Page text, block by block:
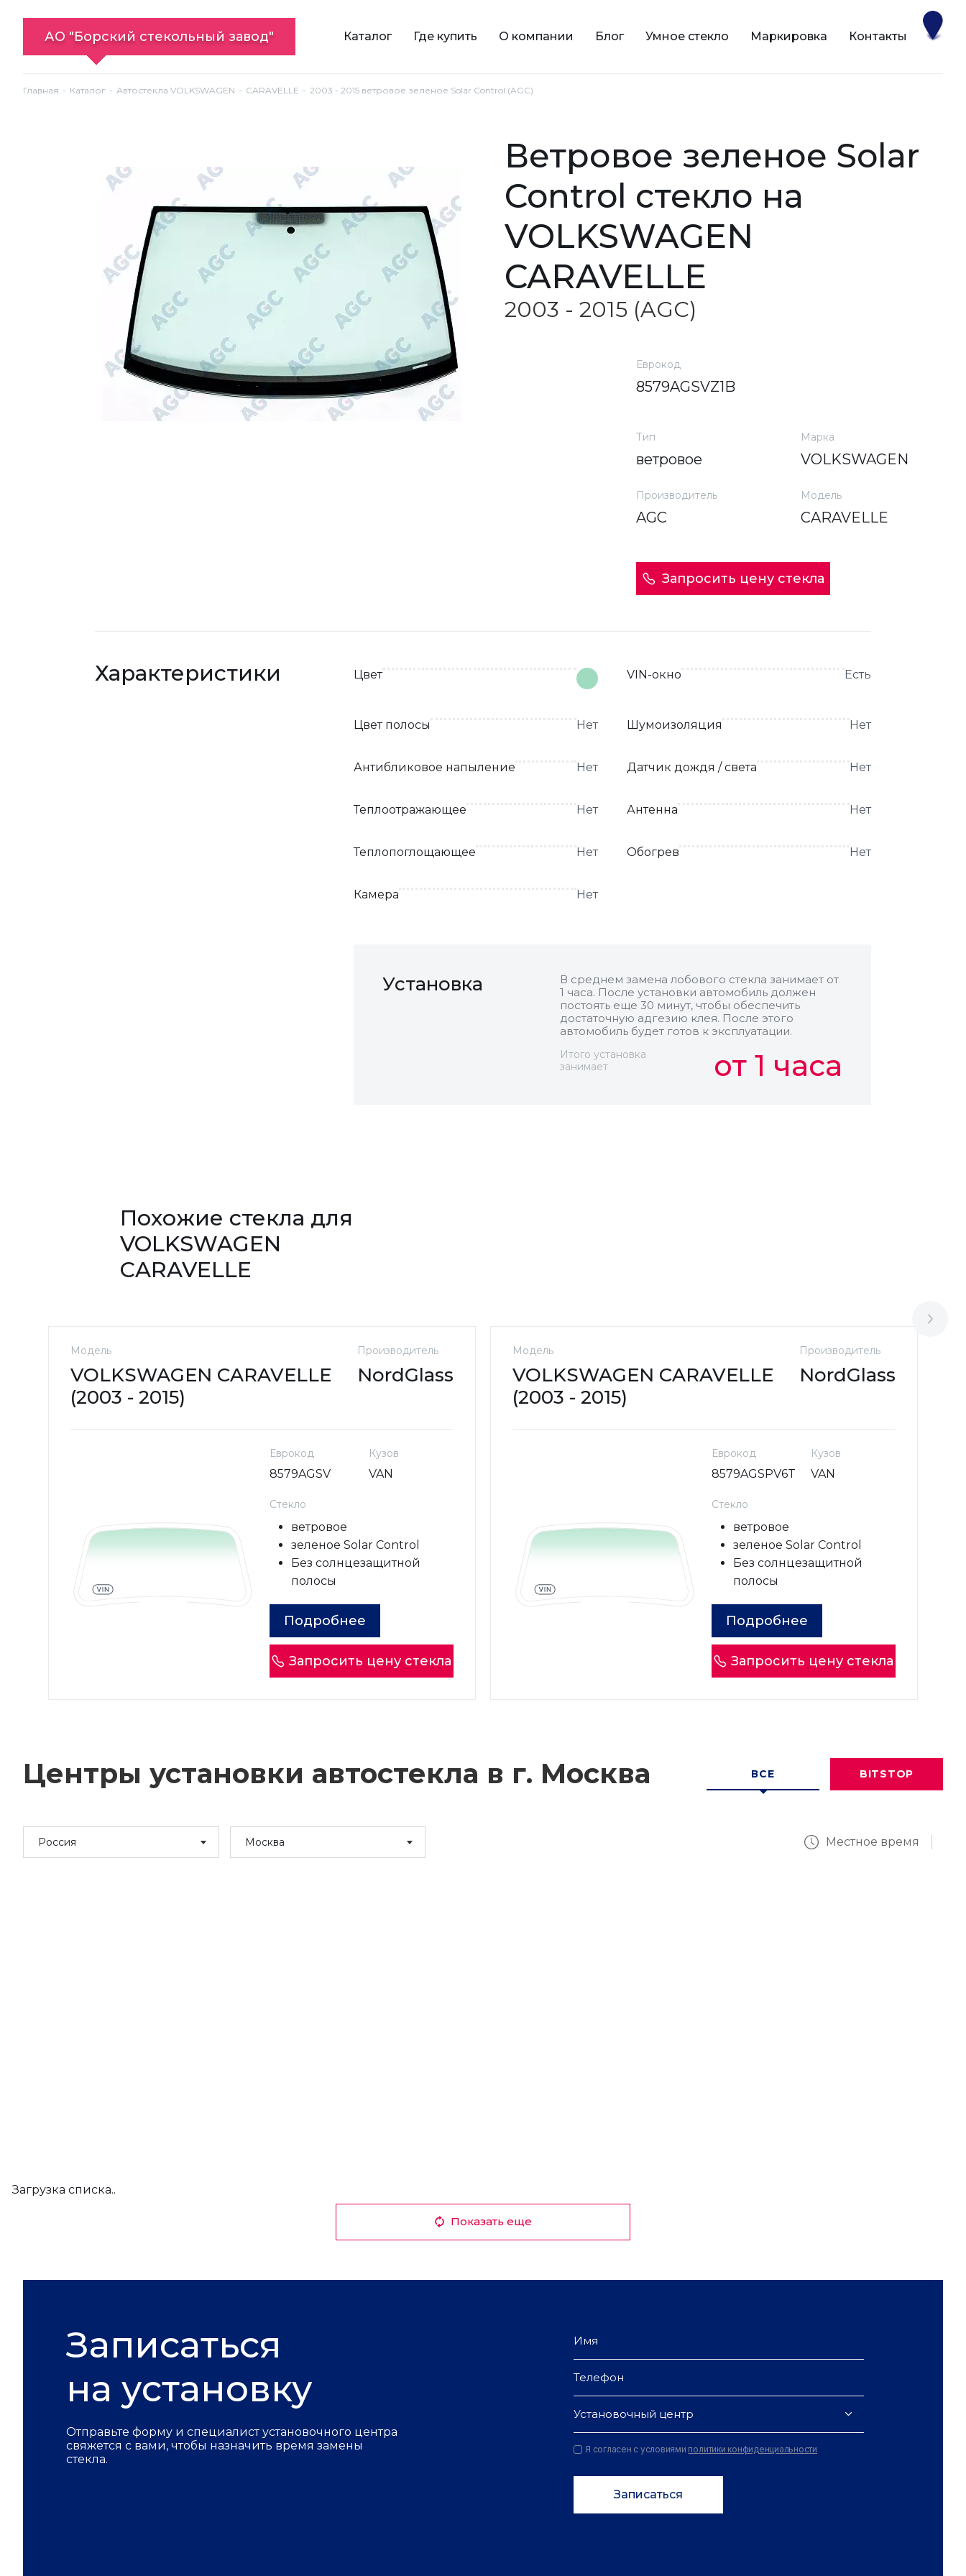
АО "Борский стекольный завод" Каталог Где купить О компании Блог Умное стекло Маркировка Контакты
Главная Каталог Автостекла VOLKSWAGEN CARAVELLE 2003 - 2015 ветровое зеленое Solar Control (AGC)
ветровое зеленое Solar
Control стекло на
VOLKSWAGEN
CARAVELLE
2003 - 2015 (AGC)
Еврокод
8579AGSVZ1B
Тип
ветровое
Марка
VOLKSWAGEN
Производитель
AGC
Модель
CARAVELLE
Запросить цену стекла
Характеристики Цвет VIN-окно Есть
Цвет полосы Нет Шумоизоляция Нет
Антибликовое напыление Нет Датчик дождя / света Нет
Теплоотражающее Нет Антенна Нет
Теплопоглощающее Нет Обогрев Нет
Камера Нет
Установка
В среднем замена лобового стекла занимает от
1 часа. После установки автомобиль должен
постоять еще 30 минут, чтобы обеспечить
достаточную адгезию клея. После этого
автомобиль будет готов к эксплуатации.
Итого установка
занимает
от 1 часа
Похожие стекла для
VOLKSWAGEN
CARAVELLE
Модель
VOLKSWAGEN CARAVELLE
(2003 - 2015)
Производитель
NordGlass
Еврокод
8579AGSV
Кузов
VAN
Стекло
ветровое
зеленое Solar Control
Без солнцезащитной
полосы
Подробнее
Запросить цену стекла
Модель
VOLKSWAGEN CARAVELLE
(2003 - 2015)
Производитель
NordGlass
Еврокод
8579AGSPV6T
Кузов
VAN
Стекло
ветровое
зеленое Solar Control
Без солнцезащитной
полосы
Подробнее
Запросить цену стекла
Центры установки автостекла в г. Москва ВСЕ BITSTOP
Россия Москва Местное время
Загрузка списка..
Показать еще
Записаться
на установку
Отправьте форму и специалист установочного центра
свяжется с вами, чтобы назначить время замены
стекла.
Установочный центр
Я согласен с условиями политики конфиденциальности
Записаться